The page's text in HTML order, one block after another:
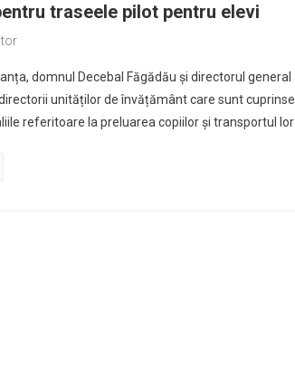
traseele pilot pentru elevi
domnul Decebal Făgădău și directorul
unităților de învățământ care sunt
referitoare la preluarea copiilor și transportul lor